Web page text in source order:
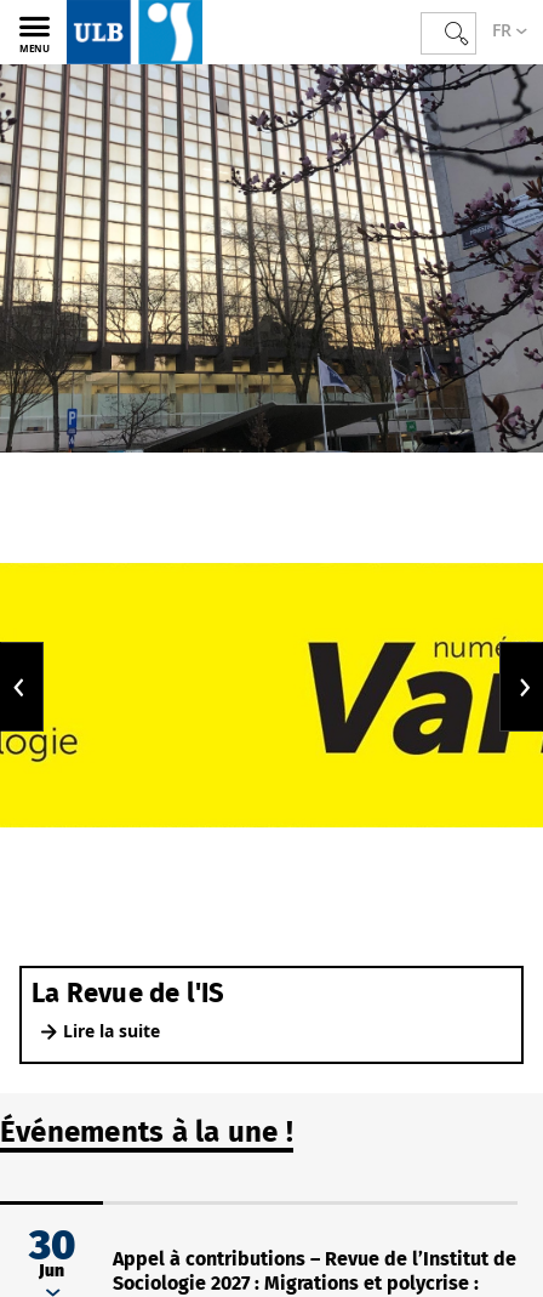
FR
MENU
La Revue de l'IS
Lire la suite
Événements à la une !
30
Jun
Appel à contributions – Revue de l’Institut de
Sociologie 2027 : Migrations et polycrise :